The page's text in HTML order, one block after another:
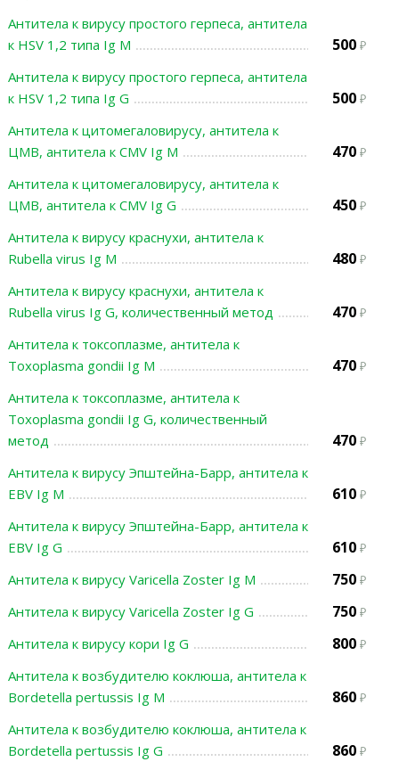
Антитела к вирусу простого герпеса, антитела
к HSV 1,2 типа Ig М
500
Антитела к вирусу простого герпеса, антитела
к HSV 1,2 типа Ig G
500
Антитела к цитомегаловирусу, антитела к
ЦМВ, антитела к СMV Ig М
470
Антитела к цитомегаловирусу, антитела к
ЦМВ, антитела к СMV Ig G
450
Антитела к вирусу краснухи, антитела к
Rubella virus Ig M
480
Антитела к вирусу краснухи, антитела к
Rubella virus Ig G, количественный метод
470
Антитела к токсоплазме, антитела к
Toxoplasma gondii Ig M
470
Антитела к токсоплазме, антитела к
Toxoplasma gondii Ig G, количественный
метод
470
Антитела к вирусу Эпштейна-Барр, антитела к
EBV Ig M
610
Антитела к вирусу Эпштейна-Барр, антитела к
EBV Ig G
610
Антитела к вирусу Varicella Zoster Ig M 750
Антитела к вирусу Varicella Zoster Ig G 750
Антитела к вирусу кори Ig G 800
Антитела к возбудителю коклюша, антитела к
Bordetella pertussis Ig M
860
Антитела к возбудителю коклюша, антитела к
Bordetella pertussis Ig G
860